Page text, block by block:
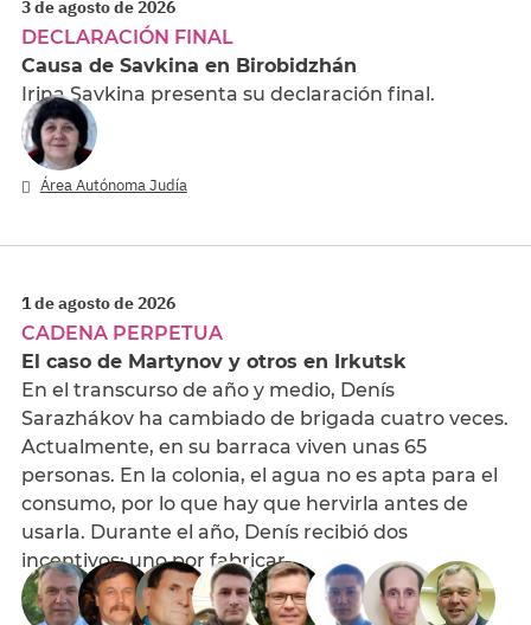
3 de agosto de 2026
DECLARACIÓN FINAL
Causa de Savkina en Birobidzhán
Irina Savkina presenta su declaración final.
Área Autónoma Judía
1 de agosto de 2026
CADENA PERPETUA
El caso de Martynov y otros en Irkutsk
En el transcurso de año y medio, Denís
Sarazhákov ha cambiado de brigada cuatro veces.
Actualmente, en su barraca viven unas 65
personas. En la colonia, el agua no es apta para el
consumo, por lo que hay que hervirla antes de
usarla. Durante el año, Denís recibió dos
incentivos: uno por fabricar…